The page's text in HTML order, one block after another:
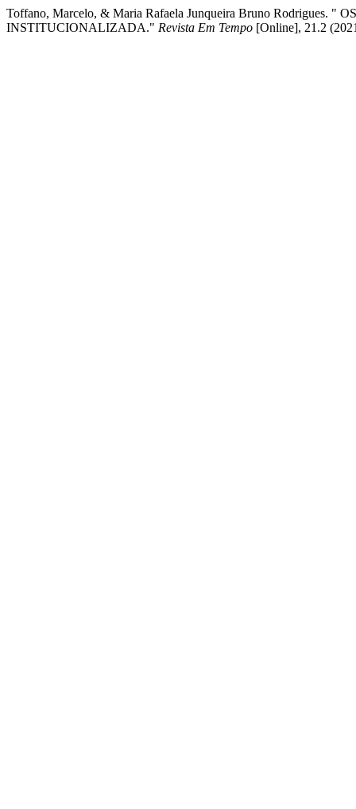
Toffano, Marcelo, & Maria Rafaela Junqueira Bruno Rodrigues.
INSTITUCIONALIZADA." Revista Em Tempo [Online], 21.2